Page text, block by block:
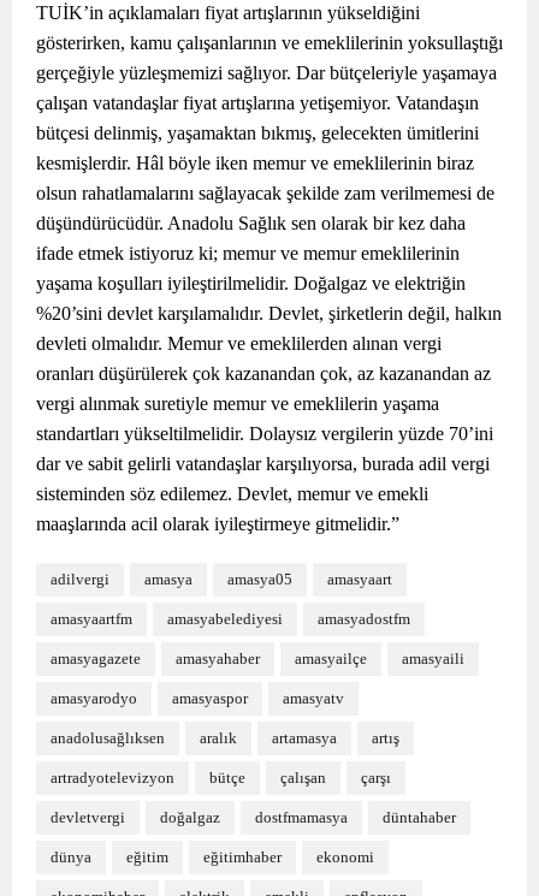
TUİK’in açıklamaları fiyat artışlarının yükseldiğini
gösterirken, kamu çalışanlarının ve emeklilerinin yoksullaştığı
gerçeğiyle yüzleşmemizi sağlıyor. Dar bütçeleriyle yaşamaya
çalışan vatandaşlar fiyat artışlarına yetişemiyor. Vatandaşın
bütçesi delinmiş, yaşamaktan bıkmış, gelecekten ümitlerini
kesmişlerdir. Hâl böyle iken memur ve emeklilerinin biraz
olsun rahatlamalarını sağlayacak şekilde zam verilmemesi de
düşündürücüdür. Anadolu Sağlık sen olarak bir kez daha
ifade etmek istiyoruz ki; memur ve memur emeklilerinin
yaşama koşulları iyileştirilmelidir. Doğalgaz ve elektriğin
%20’sini devlet karşılamalıdır. Devlet, şirketlerin değil, halkın
devleti olmalıdır. Memur ve emeklilerden alınan vergi
oranları düşürülerek çok kazanandan çok, az kazanandan az
vergi alınmak suretiyle memur ve emeklilerin yaşama
standartları yükseltilmelidir. Dolaysız vergilerin yüzde 70’ini
dar ve sabit gelirli vatandaşlar karşılıyorsa, burada adil vergi
sisteminden söz edilemez. Devlet, memur ve emekli
maaşlarında acil olarak iyileştirmeye gitmelidir.”
adilvergi amasya amasya05 amasyaart
amasyaartfm amasyabelediyesi amasyadostfm
amasyagazete amasyahaber amasyailçe amasyaili
amasyarodyo amasyaspor amasyatv
anadolusağlıksen aralık artamasya artış
artradyotelevizyon bütçe çalışan çarşı
devletvergi doğalgaz dostfmamasya düntahaber
dünya eğitim eğitimhaber ekonomi